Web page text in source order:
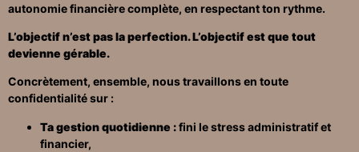
autonomie financière complète, en respectant ton rythme.
L’objectif n’est pas la perfection. L’objectif est que tout
devienne gérable.
Concrètement, ensemble, nous travaillons en toute
confidentialité sur :
Ta gestion quotidienne :fini le stress administratif et
financier,